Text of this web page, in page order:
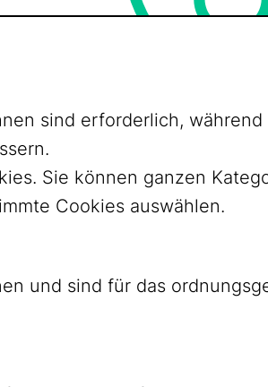
sind erforderlich, während
Sie können ganzen
Cookies auswählen.
und sind für das